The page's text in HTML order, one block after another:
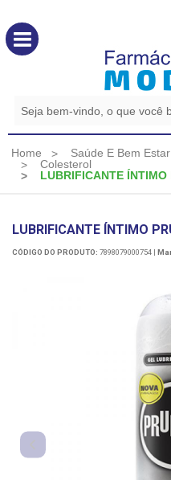
Home Saúde E Bem Estar
Colesterol
LUBRIFICANTE ÍNTIMO
LUBRIFICANTE ÍNTIMO
CÓDIGO DO PRODUTO: 7898079000754 |